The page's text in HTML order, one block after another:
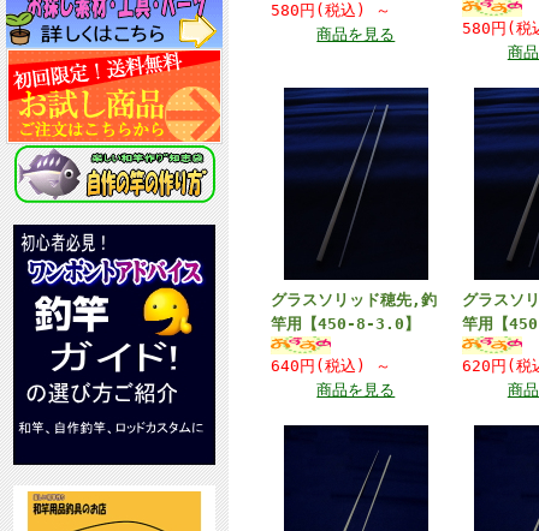
580円(税込)
～
商品を見る
580円(
商
グラスソリッド穂先,釣
竿用【450-8-3.0】
640円(税込)
～
商品を見る
グラスソ
竿用【
620円(
商